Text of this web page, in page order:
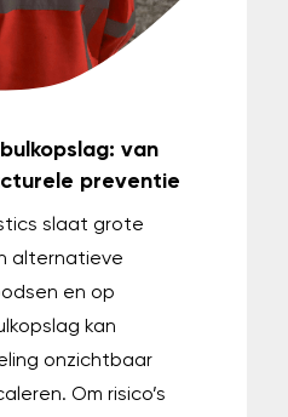
van
preventie
slaat grote
alternatieve
en op
kan
onzichtbaar
Om risico’s